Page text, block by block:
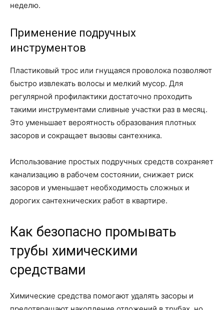
неделю.
Применение подручных
инструментов
Пластиковый трос или гнущаяся проволока позволяют
быстро извлекать волосы и мелкий мусор. Для
регулярной профилактики достаточно проходить
такими инструментами сливные участки раз в месяц.
Это уменьшает вероятность образования плотных
засоров и сокращает вызовы сантехника.
Использование простых подручных средств сохраняет
канализацию в рабочем состоянии, снижает риск
засоров и уменьшает необходимость сложных и
дорогих сантехнических работ в квартире.
Как безопасно промывать
трубы химическими
средствами
Химические средства помогают удалять засоры и